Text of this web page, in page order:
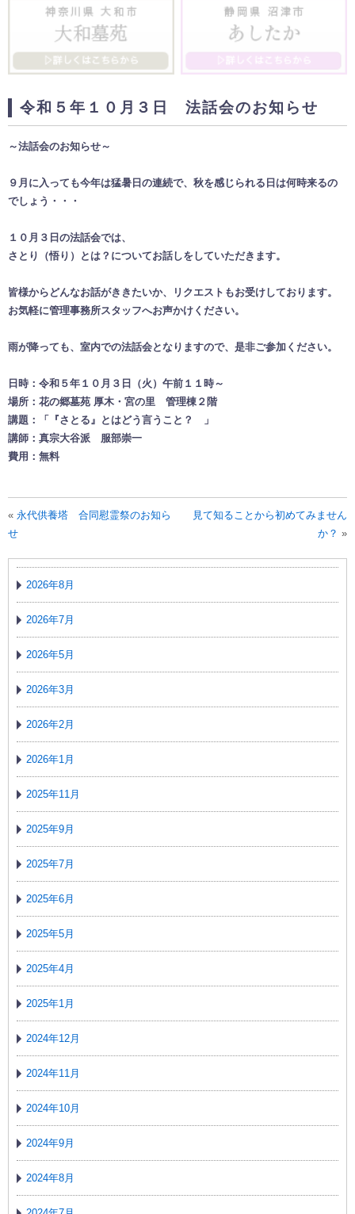
令和５年１０月３日 法話会のお知らせ
～法話会のお知らせ～
９月に入っても今年は猛暑日の連続で、秋を感じられる日は何時来るの
でしょう・・・
１０ 月３日 の法話会では、
さとり（悟り）とは？についてお話しをしていただきます。
皆様からどんなお話がききたいか、リクエストもお受けしております。
お気軽に管理事務所スタッフへお声かけください。
雨が降っても、室内での法話会となりますので、是非ご参加ください。
日時：令和５年１０ 月３日（火）午前１１時～
場所：花の郷墓苑 厚木・宮の里 管理棟２階
講題：「『さとる』とはどう言うこと？
」
講師：真宗大谷派 服部崇一
費用：無料
« 永代供養塔 合同慰霊祭のお知ら
せ
見て知ることから初めてみません
か？ »
2026年8月
2026年7月
2026年5月
2026年3月
2026年2月
2026年1月
2025年11月
2025年9月
2025年7月
2025年6月
2025年5月
2025年4月
2025年1月
2024年12月
2024年11月
2024年10月
2024年9月
2024年8月